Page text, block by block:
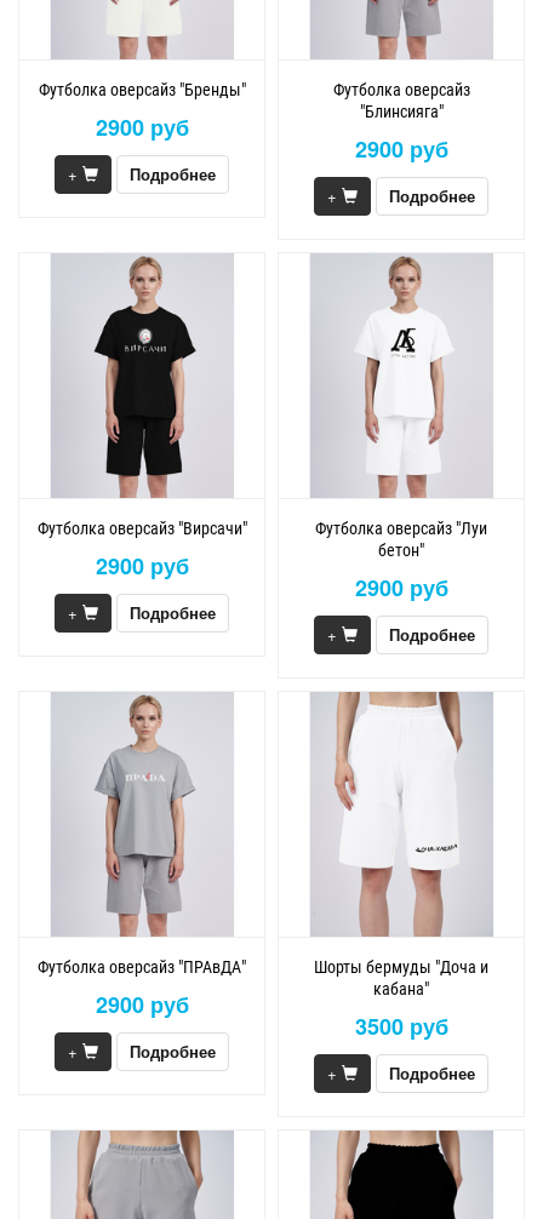
Футболка оверсайз "Бренды"
2900 руб
+ Подробнее
Футболка оверсайз
"Блинсияга"
2900 руб
+ Подробнее
Футболка оверсайз "Вирсачи"
2900 руб
+ Подробнее
Футболка оверсайз "Луи
бетон"
2900 руб
+ Подробнее
Футболка оверсайз "ПРАвДА"
2900 руб
+ Подробнее
Шорты бермуды "Доча и
кабана"
3500 руб
+ Подробнее